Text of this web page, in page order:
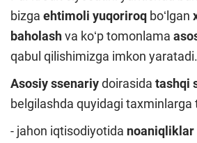
bizga ehtimoli yuqoriroq boʻlgan
baholashva koʻp tomonlama
qabul qilishimizga imkon yaratadi.
Asosiy ssenariydoirasida tashqi
belgilashda quyidagi taxminlarga
- jahon iqtisodiyotida noaniqliklar